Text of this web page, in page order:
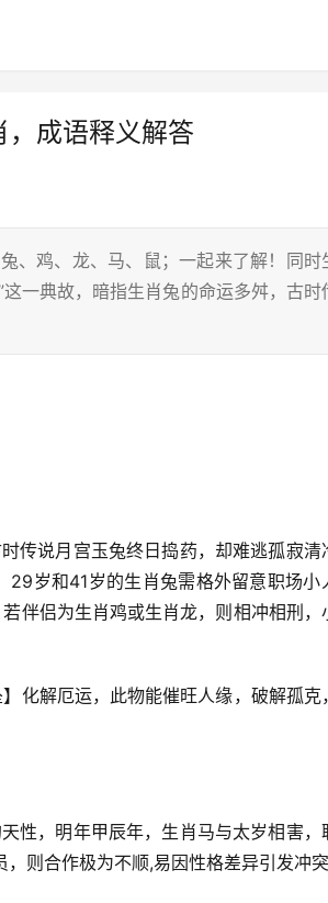
，成语释义解答
、鸡、龙、马、鼠；一起来了解！同时
一典故，暗指生肖兔的命运多舛，古时
传说月宫玉兔终日捣药，却难逃孤寂清
岁和41岁的生肖兔需格外留意职场小
伴侣为生肖鸡或生肖龙，则相冲相刑，
化解厄运，此物能催旺人缘，破解孤克
性，明年甲辰年，生肖马与太岁相害，
则合作极为不顺,易因性格差异引发冲突